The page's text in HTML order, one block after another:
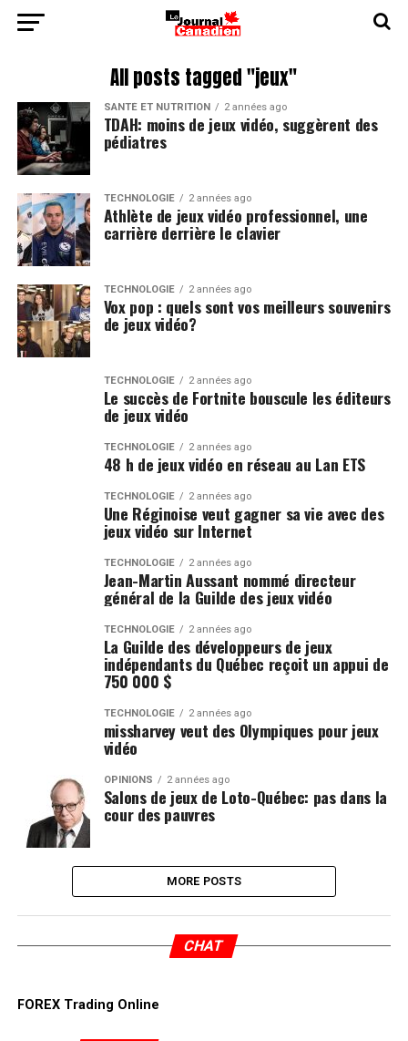
All posts tagged "jeux"
SANTÉ ET NUTRITION 2 années ago
TDAH: moins de jeux vidéo, suggèrent des
pédiatres
TECHNOLOGIE 2 années ago
Athlète de jeux vidéo professionnel, une
carrière derrière le clavier
TECHNOLOGIE 2 années ago
Vox pop : quels sont vos meilleurs souvenirs
de jeux vidéo?
TECHNOLOGIE 2 années ago
Le succès de Fortnite bouscule les éditeurs
de jeux vidéo
TECHNOLOGIE 2 années ago
48 h de jeux vidéo en réseau au Lan ETS
TECHNOLOGIE 2 années ago
Une Réginoise veut gagner sa vie avec des
jeux vidéo sur Internet
TECHNOLOGIE 2 années ago
Jean-Martin Aussant nommé directeur
général de la Guilde des jeux vidéo
TECHNOLOGIE 2 années ago
La Guilde des développeurs de jeux
indépendants du Québec reçoit un appui de
750 000 $
TECHNOLOGIE 2 années ago
missharvey veut des Olympiques pour jeux
vidéo
OPINIONS 2 années ago
Salons de jeux de Loto-Québec: pas dans la
cour des pauvres
MORE POSTS
CHAT
FOREX Trading Online